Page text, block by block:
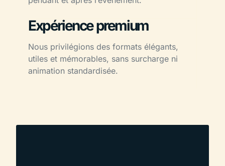
Expérience premium
Nous privilégions des formats élégants,
utiles et mémorables, sans surcharge ni
animation standardisée.